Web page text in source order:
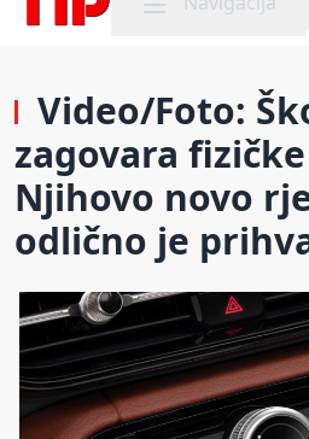
Video/Foto:
zagovara
Njihovo novo
odlično je